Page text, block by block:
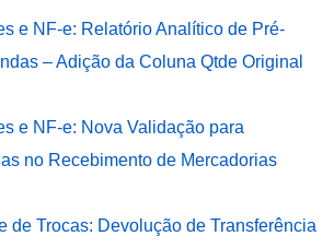
e NF-e: Relatório Analítico de Pré-
– Adição da Coluna Qtde Original
e NF-e: Nova Validação para
no Recebimento de Mercadorias
de Trocas: Devolução de Transferência